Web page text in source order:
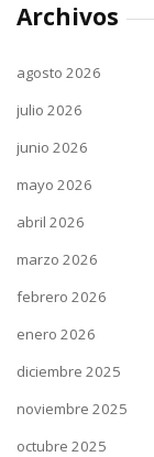
Archivos
agosto 2026
julio 2026
junio 2026
mayo 2026
abril 2026
marzo 2026
febrero 2026
enero 2026
diciembre 2025
noviembre 2025
octubre 2025